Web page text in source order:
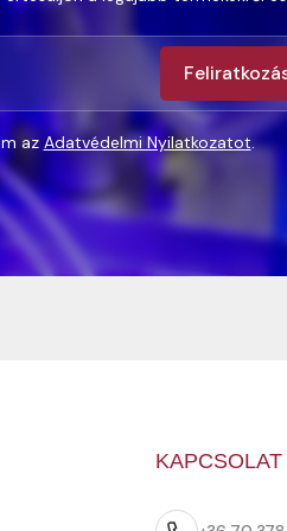
azAdatvédelmi Nyilatkozatot.
KAPCSOLAT